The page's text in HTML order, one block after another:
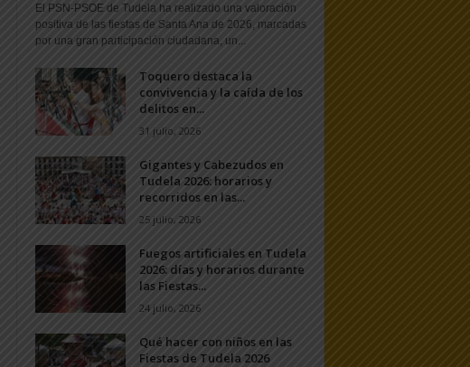
El PSN-PSOE de Tudela ha realizado una valoración
positiva de las fiestas de Santa Ana de 2026, marcadas
por una gran participación ciudadana, un...
Toquero destaca la
convivencia y la caída de los
delitos en...
31 julio, 2026
Gigantes y Cabezudos en
Tudela 2026: horarios y
recorridos en las...
25 julio, 2026
Fuegos artificiales en Tudela
2026: días y horarios durante
las Fiestas...
24 julio, 2026
Qué hacer con niños en las
Fiestas de Tudela 2026